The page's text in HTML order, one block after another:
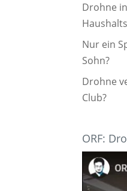
Drohne
Nur ein
Sohn?
Drohne
Club?
ORF: